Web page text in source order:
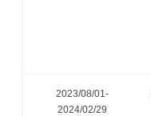
2023/08/01-
2024/02/29